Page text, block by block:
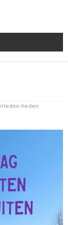
heden